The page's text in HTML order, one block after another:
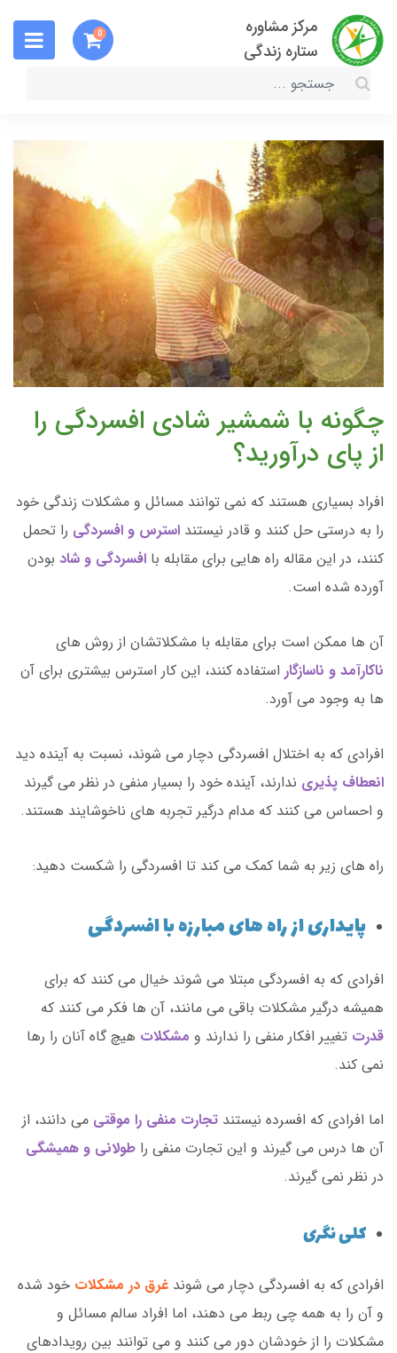
مرکز مشاوره
ستاره زندگی
0
چگونه با شمشیر شادی افسردگی را
از پای درآورید؟
افراد بسیاری هستند که نمی توانند مسائل و مشکلات زندگی خود
را به درستی حل کنند و قادر نیستند استرس و افسردگی را تحمل
کنند، در این مقاله راه هایی برای مقابله با افسردگی و شاد بودن
آورده شده است.
آن ها ممکن است برای مقابله با مشکلاتشان از روش های
ناکارآمد و ناسازگار استفاده کنند، این کار استرس بیشتری برای آن
ها به وجود می آورد.
افرادی که به اختلال افسردگی دچار می شوند، نسبت به آینده دید
انعطاف پذیری ندارند، آینده خود را بسیار منفی در نظر می گیرند
و احساس می کنند که مدام درگیر تجربه های ناخوشایند هستند.
راه های زیر به شما کمک می کند تا افسردگی را شکست دهید:
پایداری از راه های مبارزه با افسردگی
افرادی که به افسردگی مبتلا می شوند خیال می کنند که برای
همیشه درگیر مشکلات باقی می مانند، آن ها فکر می کنند که
قدرت تغییر افکار منفی را ندارند و مشکلات هیچ گاه آنان را رها
نمی کند.
اما افرادی که افسرده نیستند تجارت منفی را موقتی می دانند، از
آن ها درس می گیرند و این تجارت منفی را طولانی و همیشگی
در نظر نمی گیرند.
کلی نگری
افرادی که به افسردگی دچار می شوند غرق در مشکلات خود شده
و آن را به همه چی ربط می دهند، اما افراد سالم مسائل و
مشکلات را از خودشان دور می کنند و می توانند بین رویدادهای